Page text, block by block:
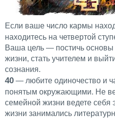
Если ваше число кармы
находитесь на четвертой
Ваша цель — постичь
жизни, стать учителем и
сознания.
40 — любите одиночество и
понятым окружающими. Не
семейной жизни ведете себя
жизни занимались